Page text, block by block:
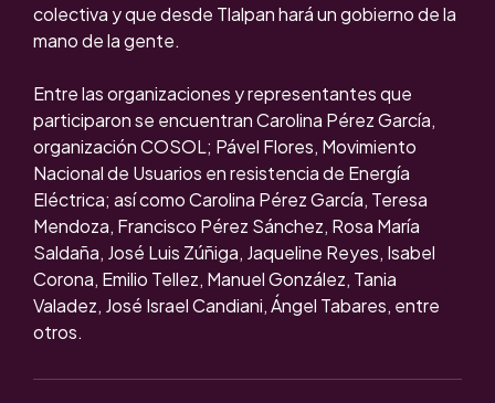
colectiva y que desde Tlalpan hará un gobierno de la
mano de la gente.
Entre las organizaciones y representantes que
participaron se encuentran Carolina Pérez García,
organización COSOL; Pável Flores, Movimiento
Nacional de Usuarios en resistencia de Energía
Eléctrica; así como Carolina Pérez García, Teresa
Mendoza, Francisco Pérez Sánchez, Rosa María
Saldaña, José Luis Zúñiga, Jaqueline Reyes, Isabel
Corona, Emilio Tellez, Manuel González, Tania
Valadez, José Israel Candiani, Ángel Tabares, entre
otros.